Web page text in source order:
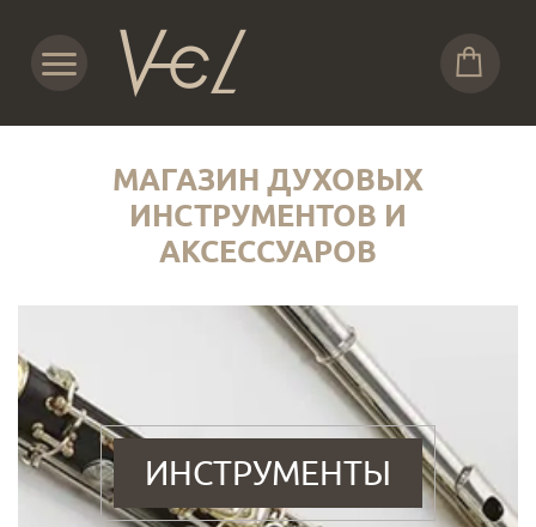
МАГАЗИН ДУХОВЫХ
ИНСТРУМЕНТОВ И
АКСЕССУАРОВ
ИНСТРУМЕНТЫ